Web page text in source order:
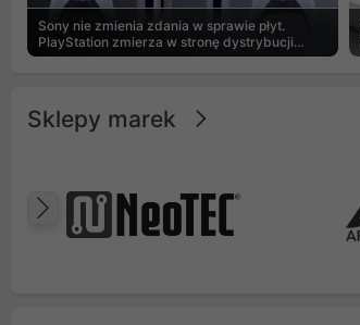
Sony nie zmienia zdania w sprawie płyt.
PlayStation zmierza w stronę dystrybucji
cyfrowej
Sklepy marek
Poprzedni